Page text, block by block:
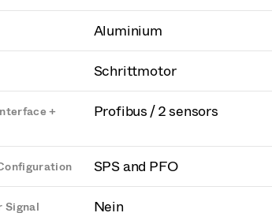
Aluminium
Schrittmotor
+
Profibus / 2 sensors
SPS and PFO
Signal Nein